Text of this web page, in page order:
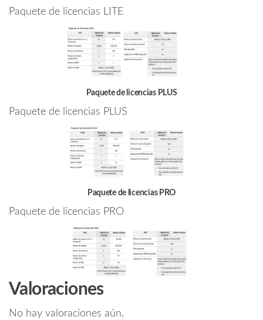
Paquete de licencias LITE
Paquete de licencias PLUS
Paquete de licencias PLUS
Paquete de licencias PRO
Paquete de licencias PRO
Valoraciones
No hay valoraciones aún.